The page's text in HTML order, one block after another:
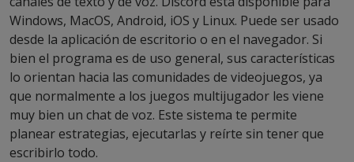
Windows, MacOS, Android, iOS y Linux. Puede ser usado
desde la aplicación de escritorio o en el navegador. Si
bien el programa es de uso general, sus características
lo orientan hacia las comunidades de videojuegos, ya
que normalmente a los juegos multijugador les viene
muy bien un chat de voz. Este sistema te permite
planear estrategias, ejecutarlas y reírte sin tener que
escribirlo todo.